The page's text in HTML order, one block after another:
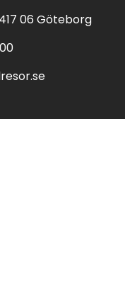
06 Göteborg